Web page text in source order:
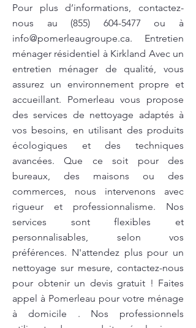
Pour plus d’informations, contactez-
nous au (855) 604-5477 ou à
info@pomerleaugroupe.ca. Entretien
ménager résidentiel à Kirkland Avec un
entretien ménager de qualité, vous
assurez un environnement propre et
accueillant. Pomerleau vous propose
des services de nettoyage adaptés à
vos besoins, en utilisant des produits
écologiques et des techniques
avancées. Que ce soit pour des
bureaux, des maisons ou des
commerces, nous intervenons avec
rigueur et professionnalisme. Nos
services sont flexibles et
personnalisables, selon vos
préférences. N'attendez plus pour un
nettoyage sur mesure, contactez-nous
pour obtenir un devis gratuit ! Faites
appel à Pomerleau pour votre ménage
à domicile . Nos professionnels